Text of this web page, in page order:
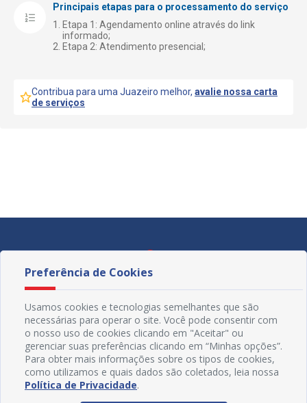
Principais etapas para o processamento do serviço
Etapa 1: Agendamento online através do link
informado;
Etapa 2: Atendimento presencial;
Contribua para uma Juazeiro melhor, avalie nossa carta
de serviços
Preferência de Cookies
Usamos cookies e tecnologias semelhantes que são
necessárias para operar o site. Você pode consentir com
o nosso uso de cookies clicando em "Aceitar" ou
gerenciar suas preferências clicando em “Minhas opções”.
Para obter mais informações sobre os tipos de cookies,
como utilizamos e quais dados são coletados, leia nossa
Política de Privacidade.